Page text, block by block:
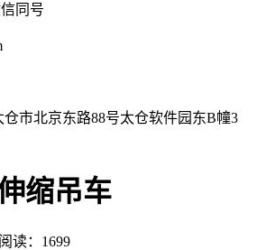
同号
市北京东路88号太仓软件园东B幢3
缩吊车
阅读：1699